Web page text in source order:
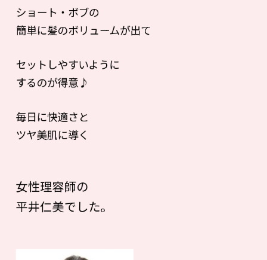
ショート・ボブの
簡単に髪のボリュームが出て
セットしやすいように
するのが得意♪
毎日に快適さと
ツヤ美肌に導く
女性理容師の
平井仁美でした。